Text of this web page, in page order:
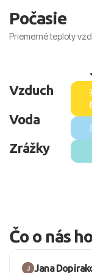
Počasie
Priemerné teploty
Vzduch
Voda
Zrážky
Čo o nás
Jana